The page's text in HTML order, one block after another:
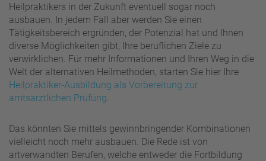
Heilpraktikers in der Zukunft eventuell sogar noch
ausbauen. In jedem Fall aber werden Sie einen
Tätigkeitsbereich ergründen, der Potenzial hat und Ihnen
diverse Möglichkeiten gibt, Ihre beruflichen Ziele zu
verwirklichen. Für mehr Informationen und Ihren Weg in die
Welt der alternativen Heilmethoden, starten Sie hier Ihre
Heilpraktiker-Ausbildung als Vorbereitung zur
amtsärztlichen Prüfung
Das könnten Sie mittels gewinnbringender Kombinationen
vielleicht noch mehr ausbauen. Die Rede ist von
artverwandten Berufen, welche entweder die Fortbildung